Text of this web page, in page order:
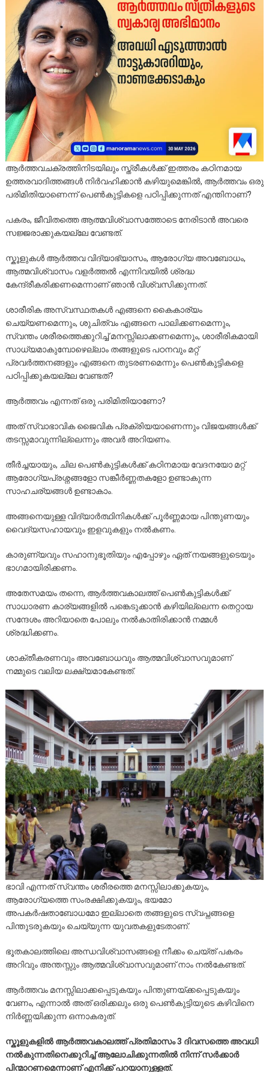
ആർത്തവചക്രത്തിനിടയിലും സ്ത്രീകൾക്ക് ഇത്തരം കഠിനമായ
ഉത്തരവാദിത്തങ്ങൾ നിർവഹിക്കാൻ കഴിയുമെങ്കിൽ, ആർത്തവം ഒരു
പരിമിതിയാണെന്ന് പെൺകുട്ടികളെ പഠിപ്പിക്കുന്നത് എന്തിനാണ്?
പകരം, ജീവിതത്തെ ആത്മവിശ്വാസത്തോടെ നേരിടാൻ അവരെ
സജ്ജരാക്കുകയല്ലേ വേണ്ടത്.
സ്കൂളുകൾ ആർത്തവ വിദ്യാഭ്യാസം, ആരോഗ്യ അവബോധം,
ആത്മവിശ്വാസം വളർത്തൽ എന്നിവയിൽ ശ്രദ്ധ
കേന്ദ്രീകരിക്കണമെന്നാണ് ഞാൻ വിശ്വസിക്കുന്നത്.
ശാരീരിക അസ്വസ്ഥതകൾ എങ്ങനെ കൈകാര്യം
ചെയ്യണമെന്നും, ശുചിത്വം എങ്ങനെ പാലിക്കണമെന്നും,
സ്വന്തം ശരീരത്തെക്കുറിച്ച് മനസ്സിലാക്കണമെന്നും, ശാരീരികമായി
സാധ്യമാകുമ്പോഴെല്ലാം തങ്ങളുടെ പഠനവും മറ്റ്
പ്രവർത്തനങ്ങളും എങ്ങനെ തുടരണമെന്നും പെൺകുട്ടികളെ
പഠിപ്പിക്കുകയല്ലേ വേണ്ടത്?
ആർത്തവം എന്നത് ഒരു പരിമിതിയാണോ?
അത് സ്വാഭാവിക ജൈവിക പ്രക്രിയയാണെന്നും വിജയങ്ങൾക്ക്
തടസ്സമാവുന്നില്ലെന്നും അവർ അറിയണം.
തീർച്ചയായും, ചില പെൺകുട്ടികൾക്ക് കഠിനമായ വേദനയോ മറ്റ്
ആരോഗ്യപ്രശ്നങ്ങളോ സങ്കീർണ്ണതകളോ ഉണ്ടാകുന്ന
സാഹചര്യങ്ങൾ ഉണ്ടാകാം.
അങ്ങനെയുള്ള വിദ്യാർത്ഥിനികൾക്ക് പൂർണ്ണമായ പിന്തുണയും
വൈദ്യസഹായവും ഇളവുകളും നൽകണം.
കാരുണ്യവും സഹാനുഭൂതിയും എപ്പോഴും ഏത് നയങ്ങളുടെയും
ഭാഗമായിരിക്കണം.
അതേസമയം തന്നെ, ആർത്തവകാലത്ത് പെൺകുട്ടികൾക്ക്
സാധാരണ കാര്യങ്ങളിൽ പങ്കെടുക്കാൻ കഴിയില്ലെന്ന തെറ്റായ
സന്ദേശം അറിയാതെ പോലും നൽകാതിരിക്കാൻ നമ്മൾ
ശ്രദ്ധിക്കണം.
ശാക്തീകരണവും അവബോധവും ആത്മവിശ്വാസവുമാണ്
നമ്മുടെ വലിയ ലക്ഷ്യമാകേണ്ടത്.
ഭാവി എന്നത് സ്വന്തം ശരീരത്തെ മനസ്സിലാക്കുകയും,
ആരോഗ്യത്തെ സംരക്ഷിക്കുകയും, ഭയമോ
അപകർഷതാബോധമോ ഇല്ലാതെ തങ്ങളുടെ സ്വപ്നങ്ങളെ
പിന്തുടരുകയും ചെയ്യുന്ന യുവതകളുടേതാണ്.
ഭൂതകാലത്തിലെ അന്ധവിശ്വാസങ്ങളെ നീക്കം ചെയ്ത് പകരം
അറിവും അന്തസ്സും ആത്മവിശ്വാസവുമാണ് നാം നൽകേണ്ടത്.
ആർത്തവം മനസ്സിലാക്കപ്പെടുകയും പിന്തുണയ്ക്കപ്പെടുകയും
വേണം, എന്നാൽ അത് ഒരിക്കലും ഒരു പെൺകുട്ടിയുടെ കഴിവിനെ
നിർണ്ണയിക്കുന്ന ഒന്നാകരുത്.
സ്കൂളുകളിൽ ആർത്തവകാലത്ത് പ്രതിമാസം 3 ദിവസത്തെ അവധി
നൽകുന്നതിനെക്കുറിച്ച് ആലോചിക്കുന്നതിൽ നിന്ന് സർക്കാർ
പിന്മാറണമെന്നാണ് എനിക്ക് പറയാനുള്ളത്.